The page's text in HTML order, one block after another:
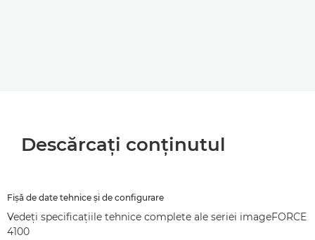
Descărcaţi conţinutul
Fişă de date tehnice şi de configurare
Vedeţi specificaţiile tehnice complete ale seriei imageFORCE
4100